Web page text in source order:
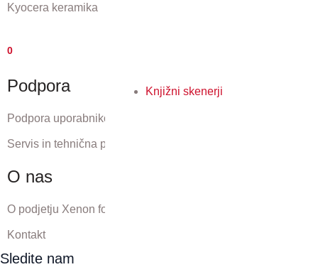
Knjižni skenerji
Kyocera keramika
0
Podpora
Podpora uporabnikom
Servis in tehnična podpora
O nas
O podjetju Xenon forte
Kontakt
Sledite nam